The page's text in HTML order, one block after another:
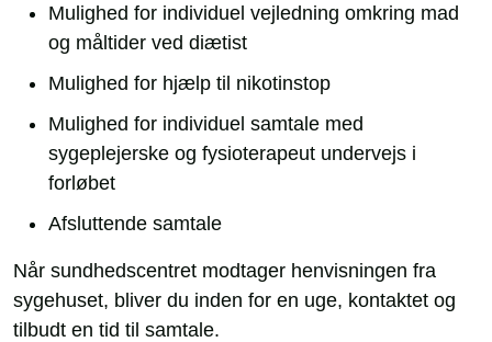
Mulighed for individuel vejledning omkring mad
og måltider ved diætist
Mulighed for hjælp til nikotinstop
Mulighed for individuel samtale med
sygeplejerske og fysioterapeut undervejs i
forløbet
Afsluttende samtale
Når sundhedscentret modtager henvisningen fra
sygehuset, bliver du inden for en uge, kontaktet og
tilbudt en tid til samtale.